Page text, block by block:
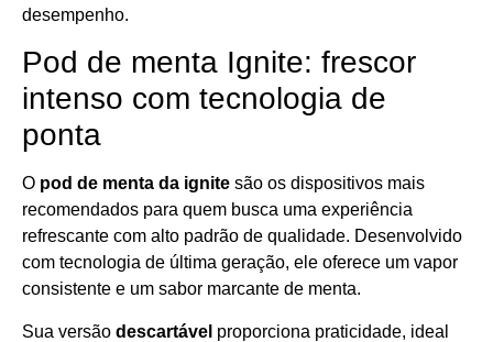
desempenho.
Pod de menta Ignite: frescor
intenso com tecnologia de
ponta
O pod de menta da ignite são os dispositivos mais
recomendados para quem busca uma experiência
refrescante com alto padrão de qualidade. Desenvolvido
com tecnologia de última geração, ele oferece um vapor
consistente e um sabor marcante de menta.
Sua versão descartável proporciona praticidade, ideal